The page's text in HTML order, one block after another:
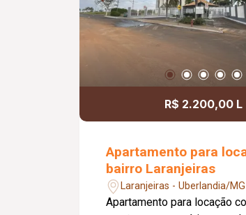
R$ 2.200,00 L
Apartamento para
bairro Laranjeiras
Laranjeiras - Uberlandia/MG
Apartamento para locação